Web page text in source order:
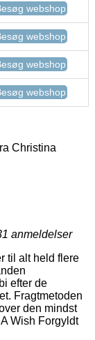
webshop
webshop
webshop
webshop
Christina
anmeldelser
til alt held flere
efter de
Fragtmetoden
den mindst
Wish Forgyldt